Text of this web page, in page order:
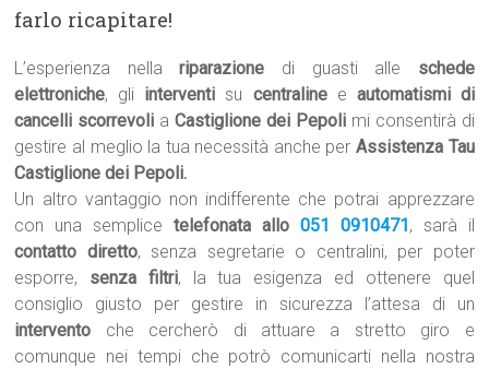
farlo ricapitare!
L’esperienza nellariparazione di guasti alle schede
elettroniche, gli interventi su centralinee automatismi di
cancelli scorrevoli aCastiglione dei Pepoli mi consentirà di
gestire al meglio la tua necessità anche per Assistenza Tau
Castiglione dei Pepoli.
Un altro vantaggio non indifferente che potrai apprezzare
con una semplicetelefonata allo 051 0910471 , sarà il
contatto diretto, senza segretarie o centralini, per poter
esporre, senza filtri, la tua esigenza ed ottenere quel
consiglio giusto per gestire in sicurezza l’attesa di un
intervento che cercherò di attuare a stretto giro e
comunque nei tempi che potrò comunicarti nella nostra